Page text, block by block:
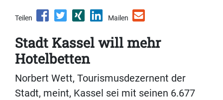
Teilen Mailen
Stadt Kassel will mehr
Hotelbetten
Norbert Wett, Tourismusdezernent der
Stadt, meint, Kassel sei mit seinen 6.677